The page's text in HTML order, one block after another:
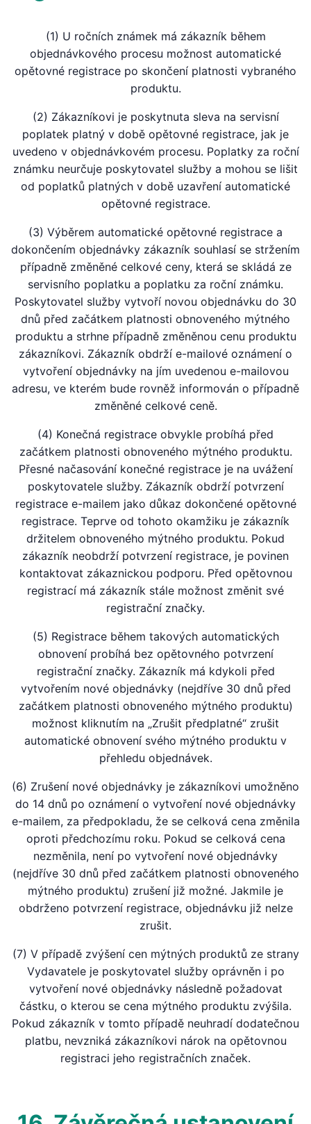
(1) U ročních známek má zákazník během
objednávkového procesu možnost automatické
opětovné registrace po skončení platnosti vybraného
produktu.
(2) Zákazníkovi je poskytnuta sleva na servisní
poplatek platný v době opětovné registrace, jak je
uvedeno v objednávkovém procesu. Poplatky za roční
známku neurčuje poskytovatel služby a mohou se lišit
od poplatků platných v době uzavření automatické
opětovné registrace.
(3) Výběrem automatické opětovné registrace a
dokončením objednávky zákazník souhlasí se stržením
případně změněné celkové ceny, která se skládá ze
servisního poplatku a poplatku za roční známku.
Poskytovatel služby vytvoří novou objednávku do 30
dnů před začátkem platnosti obnoveného mýtného
produktu a strhne případně změněnou cenu produktu
zákazníkovi. Zákazník obdrží e-mailové oznámení o
vytvoření objednávky na jím uvedenou e-mailovou
adresu, ve kterém bude rovněž informován o případně
změněné celkové ceně.
(4) Konečná registrace obvykle probíhá před
začátkem platnosti obnoveného mýtného produktu.
Přesné načasování konečné registrace je na uvážení
poskytovatele služby. Zákazník obdrží potvrzení
registrace e-mailem jako důkaz dokončené opětovné
registrace. Teprve od tohoto okamžiku je zákazník
držitelem obnoveného mýtného produktu. Pokud
zákazník neobdrží potvrzení registrace, je povinen
kontaktovat zákaznickou podporu. Před opětovnou
registrací má zákazník stále možnost změnit své
registrační značky.
(5) Registrace během takových automatických
obnovení probíhá bez opětovného potvrzení
registrační značky. Zákazník má kdykoli před
vytvořením nové objednávky (nejdříve 30 dnů před
začátkem platnosti obnoveného mýtného produktu)
možnost kliknutím na „Zrušit předplatné“ zrušit
automatické obnovení svého mýtného produktu v
přehledu objednávek.
(6) Zrušení nové objednávky je zákazníkovi umožněno
do 14 dnů po oznámení o vytvoření nové objednávky
e-mailem, za předpokladu, že se celková cena změnila
oproti předchozímu roku. Pokud se celková cena
nezměnila, není po vytvoření nové objednávky
(nejdříve 30 dnů před začátkem platnosti obnoveného
mýtného produktu) zrušení již možné. Jakmile je
obdrženo potvrzení registrace, objednávku již nelze
zrušit.
(7) V případě zvýšení cen mýtných produktů ze strany
Vydavatele je poskytovatel služby oprávněn i po
vytvoření nové objednávky následně požadovat
částku, o kterou se cena mýtného produktu zvýšila.
Pokud zákazník v tomto případě neuhradí dodatečnou
platbu, nevzniká zákazníkovi nárok na opětovnou
registraci jeho registračních značek.